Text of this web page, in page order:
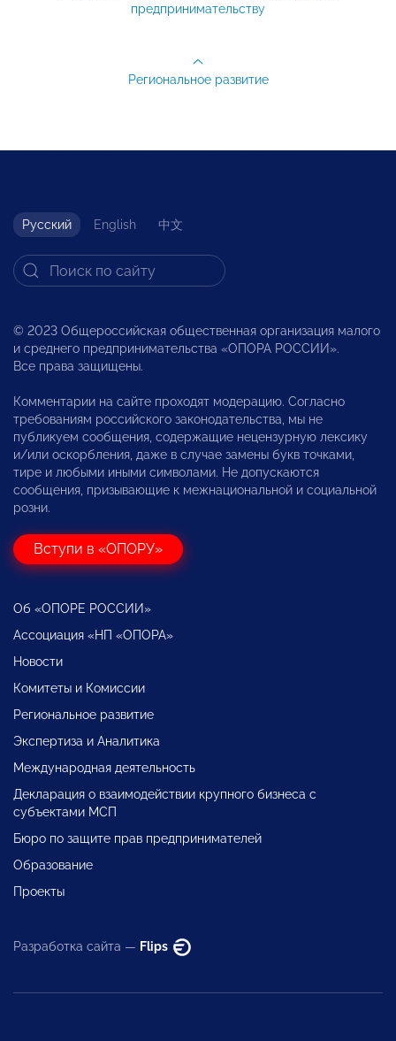
предпринимательству
Региональное развитие
Русский English 中文
© 2023 Общероссийская общественная организация малого
и среднего предпринимательства «ОПОРА РОССИИ».
Все права защищены.
Комментарии на сайте проходят модерацию. Согласно
требованиям российского законодательства, мы не
публикуем сообщения, содержащие нецензурную лексику
и/или оскорбления, даже в случае замены букв точками,
тире и любыми иными символами. Не допускаются
сообщения, призывающие к межнациональной и социальной
розни.
Вступи в «ОПОРУ»
Об «ОПОРЕ РОССИИ»
Ассоциация «НП «ОПОРА»
Новости
Комитеты и Комиссии
Региональное развитие
Экспертиза и Аналитика
Международная деятельность
Декларация о взаимодействии крупного бизнеса с
субъектами МСП
Бюро по защите прав предпринимателей
Образование
Проекты
Разработка сайта — Flips